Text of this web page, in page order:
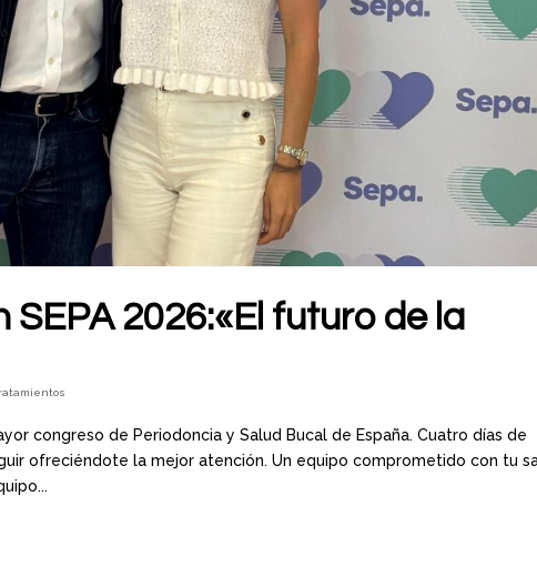
SEPA 2026:«El futuro de la
congreso de Periodoncia y Salud Bucal de España. Cuatro días de
ofreciéndote la mejor atención. Un equipo comprometido con tu